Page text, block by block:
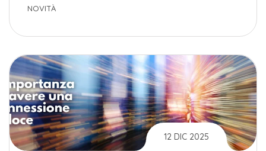
NOVITÀ
12 DIC 2025